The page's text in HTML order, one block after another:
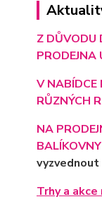
Z DŮVODU
V NABÍDCE
RŮZNÝCH
NA
Trhy a